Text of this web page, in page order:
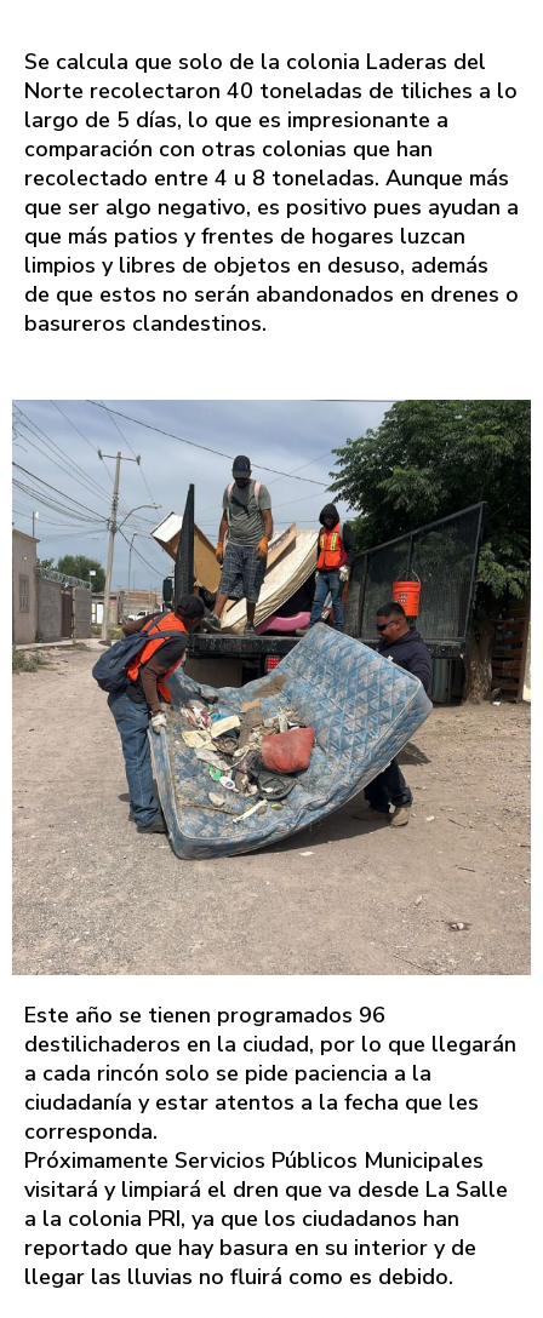
Se calcula que solo de la colonia Laderas del
Norte recolectaron 40 toneladas de tiliches a lo
largo de 5 días, lo que es impresionante a
comparación con otras colonias que han
recolectado entre 4 u 8 toneladas. Aunque más
que ser algo negativo, es positivo pues ayudan a
que más patios y frentes de hogares luzcan
limpios y libres de objetos en desuso, además
de que estos no serán abandonados en drenes o
basureros clandestinos.
Este año se tienen programados 96
destilichaderos en la ciudad, por lo que llegarán
a cada rincón solo se pide paciencia a la
ciudadanía y estar atentos a la fecha que les
corresponda.
Próximamente Servicios Públicos Municipales
visitará y limpiará el dren que va desde La Salle
a la colonia PRI, ya que los ciudadanos han
reportado que hay basura en su interior y de
llegar las lluvias no fluirá como es debido.